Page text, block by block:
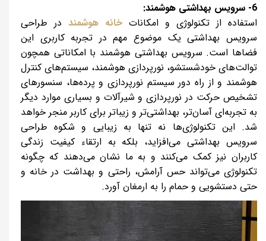
6- سرویس بهداشتی هوشمند:
استفاده از تکنولوژی و امکانات خانه هوشمند در طراحی
سرویس بهداشتی یک موضوع مهم در تجربه کاربری این
فضاها است. سرویس بهداشتی هوشمند با امکاناتی همچون
توالت‌های خودشستشو، نورپردازی هوشمند، سیستم‌های کنترل
هوشمند و از راه دور سیستم نورپردازی و پرده‌ها، سنسورهای
تشخیص حرکت در نورپردازی و شیرآلات و بسیاری موارد دیگر
به تجربه‌ای آسان‌تر، بهداشتی‌تر و زیباتر برای کاربر منجر خواهد
شد. این تکنولوژی‌ها نه ‌تنها به زیبایی و شکوه طراحی
سرویس بهداشتی می‌افزاید، بلکه به ارتقاء کیفیت زندگی
کاربران نیز کمک می‌کنند و به ما نشان می‌دهند که چگونه
تکنولوژی می‌تواند حس آرامش، راحتی و بهداشت در خانه و
حتی دستشویی و حمام را به ارمغان آورد.